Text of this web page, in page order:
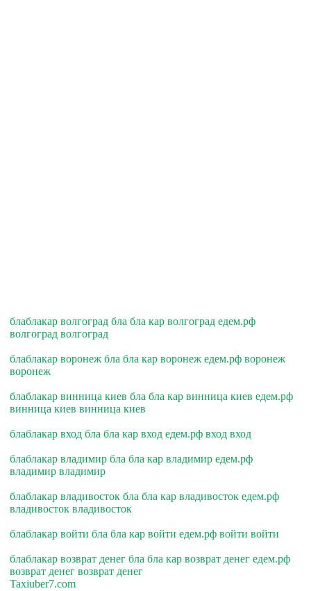
блаблакар волгоград бла бла кар волгоград едем.рф
волгоград волгоград
блаблакар воронеж бла бла кар воронеж едем.рф воронеж
воронеж
блаблакар винница киев бла бла кар винница киев едем.рф
винница киев винница киев
блаблакар вход бла бла кар вход едем.рф вход вход
блаблакар владимир бла бла кар владимир едем.рф
владимир владимир
блаблакар владивосток бла бла кар владивосток едем.рф
владивосток владивосток
блаблакар войти бла бла кар войти едем.рф войти войти
блаблакар возврат денег бла бла кар возврат денег едем.рф
возврат денег возврат денег
Taxiuber7.com